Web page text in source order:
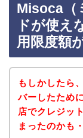
Misoca（
ドが使え
用限度額
もしかしたら
バーしたため
店でクレジッ
まったのかも